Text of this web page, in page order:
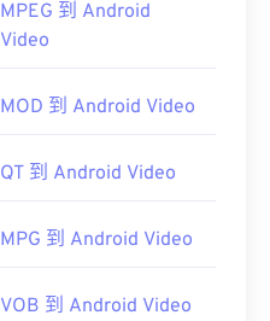
MPEG 到 Android
Video
MOD 到 Android Video
QT 到 Android Video
MPG 到 Android Video
VOB 到 Android Video